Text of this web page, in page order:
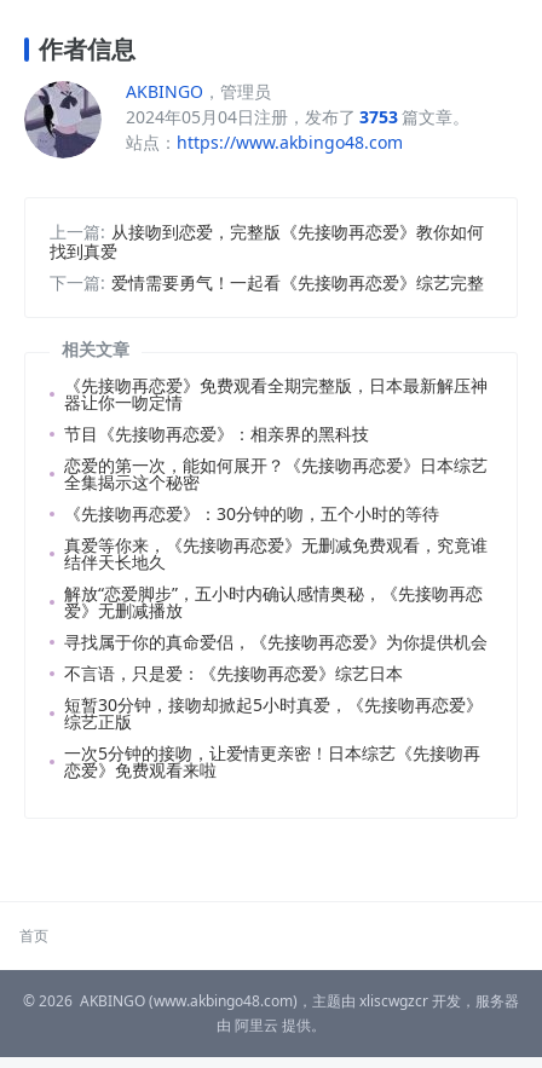
作者信息
AKBINGO ，管理员
2024年05月04日注册，发布了 3753篇文章。
站点： https://www.akbingo48.com
上一篇: 从接吻到恋爱，完整版《先接吻再恋爱》教你如何
找到真爱
下一篇: 爱情需要勇气！一起看《先接吻再恋爱》综艺完整
相关文章
《先接吻再恋爱》免费观看全期完整版，日本最新解压神
器让你一吻定情
节目《先接吻再恋爱》：相亲界的黑科技
恋爱的第一次，能如何展开？《先接吻再恋爱》日本综艺
全集揭示这个秘密
《先接吻再恋爱》：30分钟的吻，五个小时的等待
真爱等你来，《先接吻再恋爱》无删减免费观看，究竟谁
结伴天长地久
解放“恋爱脚步”，五小时内确认感情奥秘，《先接吻再恋
爱》无删减播放
寻找属于你的真命爱侣，《先接吻再恋爱》为你提供机会
不言语，只是爱：《先接吻再恋爱》综艺日本
短暂30分钟，接吻却掀起5小时真爱，《先接吻再恋爱》
综艺正版
一次5分钟的接吻，让爱情更亲密！日本综艺《先接吻再
恋爱》免费观看来啦
首页
© 2026 AKBINGO(www.akbingo48.com)，主题由 xliscwgzcr开发，服务器
由 阿里云 提供。